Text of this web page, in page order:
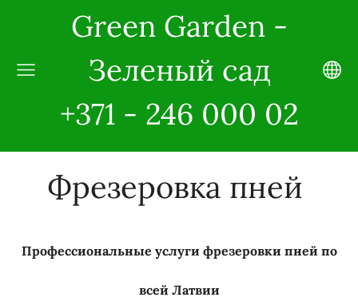
Green Garden -
Зеленый сад
+371 - 246 000 02
Фрезеровка пней
Профессиональные услуги фрезеровки пней по
всей Латвии